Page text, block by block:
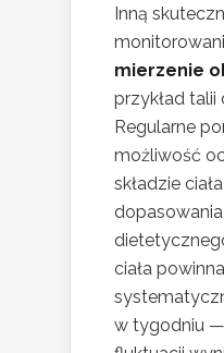
Inną
mierzenie
przykład talii
Regularne
możliwość
składzie
ciała
w tygodniu